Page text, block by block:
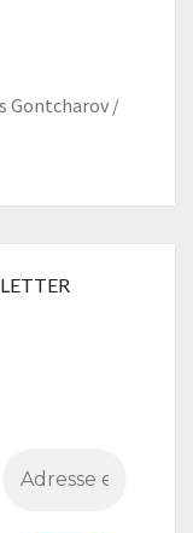
Gontcharov /